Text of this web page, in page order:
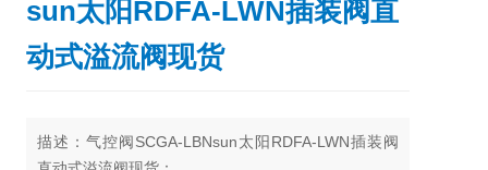
sun太阳RDFA-LWN插装阀直
动式溢流阀现货
描述：气控阀SCGA-LBNsun太阳RDFA-LWN插装阀